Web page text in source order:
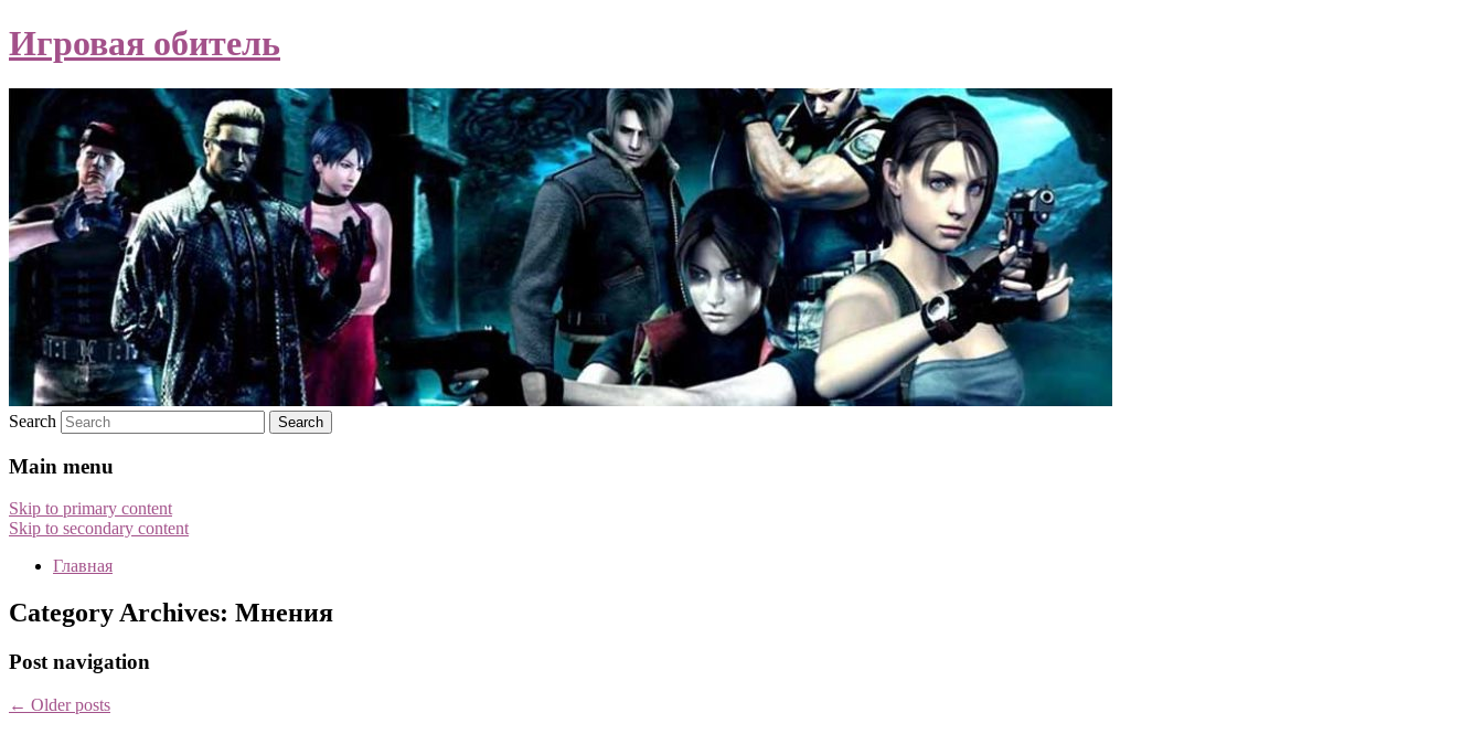
Игровая обитель
Search
Main menu
Skip to primary content
Skip to secondary content
Главная
Category Archives: Мнения
Post navigation
← Older posts